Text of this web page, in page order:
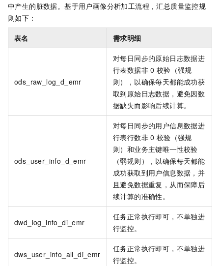
中产生的脏数据。基于用户画像分析加工流程，汇总质量监控规
则如下：
表名 需求明细
ods_raw_log_d_emr
对每日同步的原始日志数据进
行表数据非 0 校验（强规
则），以确保每天都能成功获
取到原始日志数据，避免因数
据缺失而影响后续计算。
ods_user_info_d_emr
对每日同步的用户信息数据进
行表行数非 0 校验（强规
则）和业务主键唯一性校验
（弱规则），以确保每天都能
成功获取到用户信息数据，并
且避免数据重复，从而保障后
续计算的准确性。
dwd_log_info_di_emr
任务正常执行即可，不单独进
行监控。
dws_user_info_all_di_emr
任务正常执行即可，不单独进
行监控。